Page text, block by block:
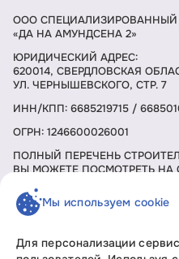
ООО
«ДА НА АМУНДСЕНА 2»
ЮРИДИЧЕСКИЙ АДРЕС:
620014, СВЕРДЛОВСКАЯ
УЛ. ЧЕРНЫШЕВСКОГО, СТР. 7
ИНН/КПП: 6685219715 /
ОГРН: 1246600026001
ПОЛНЫЙ ПЕРЕЧЕНЬ
ВЫ МОЖЕТЕ ПОСМОТРЕТЬ НА
Мы используем cookie
Для персонализации